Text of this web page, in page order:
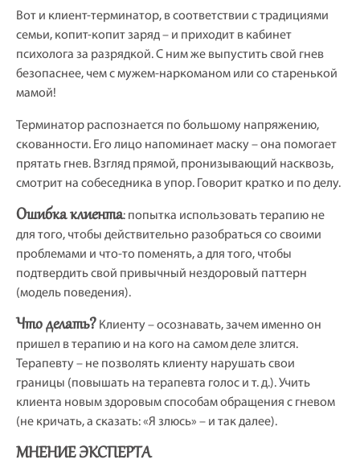
Вот и клиент-терминатор, в соответствии с традициями
семьи, копит-копит заряд – и приходит в кабинет
психолога за разрядкой. С ним же выпустить свой гнев
безопаснее, чем с мужем-наркоманом или со старенькой
мамой!
Терминатор распознается по большому напряжению,
скованности. Его лицо напоминает маску – она помогает
прятать гнев. Взгляд прямой, пронизывающий насквозь,
смотрит на собеседника в упор. Говорит кратко и по делу.
Ошибка клиента: попытка использовать терапию не
для того, чтобы действительно разобраться со своими
проблемами и что-то поменять, а для того, чтобы
подтвердить свой привычный нездоровый паттерн
(модель поведения).
Что делать? Клиенту – осознавать, зачем именно он
пришел в терапию и на кого на самом деле злится.
Терапевту – не позволять клиенту нарушать свои
границы (повышать на терапевта голос и т. д.). Учить
клиента новым здоровым способам обращения с гневом
(не кричать, а сказать: «Я злюсь» – и так далее).
МНЕНИЕ ЭКСПЕРТА